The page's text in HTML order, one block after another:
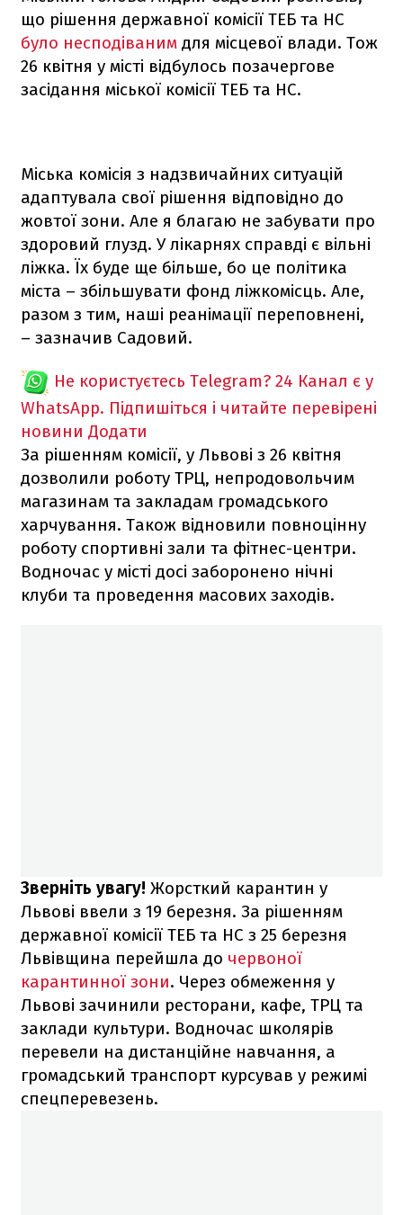
що рішення державної комісії ТЕБ та НС
було несподіваним для місцевої влади. Тож
26 квітня у місті відбулось позачергове
засідання міської комісії ТЕБ та НС.
Міська комісія з надзвичайних ситуацій
адаптувала свої рішення відповідно до
жовтої зони. Але я благаю не забувати про
здоровий глузд. У лікарнях справді є вільні
ліжка. Їх буде ще більше, бо це політика
міста – збільшувати фонд ліжкомісць. Але,
разом з тим, наші реанімації переповнені,
– зазначив Садовий.
Не користуєтесь Telegram? 24 Канал є у
WhatsApp. Підпишіться і читайте перевірені
новини Додати
За рішенням комісії, у Львові з 26 квітня
дозволили роботу ТРЦ, непродовольчим
магазинам та закладам громадського
харчування. Також відновили повноцінну
роботу спортивні зали та фітнес-центри.
Водночас у місті досі заборонено нічні
клуби та проведення масових заходів.
Зверніть увагу! Жорсткий карантин у
Львові ввели з 19 березня. За рішенням
державної комісії ТЕБ та НС з 25 березня
Львівщина перейшла до червоної
карантинної зони. Через обмеження у
Львові зачинили ресторани, кафе, ТРЦ та
заклади культури. Водночас школярів
перевели на дистанційне навчання, а
громадський транспорт курсував у режимі
спецперевезень.